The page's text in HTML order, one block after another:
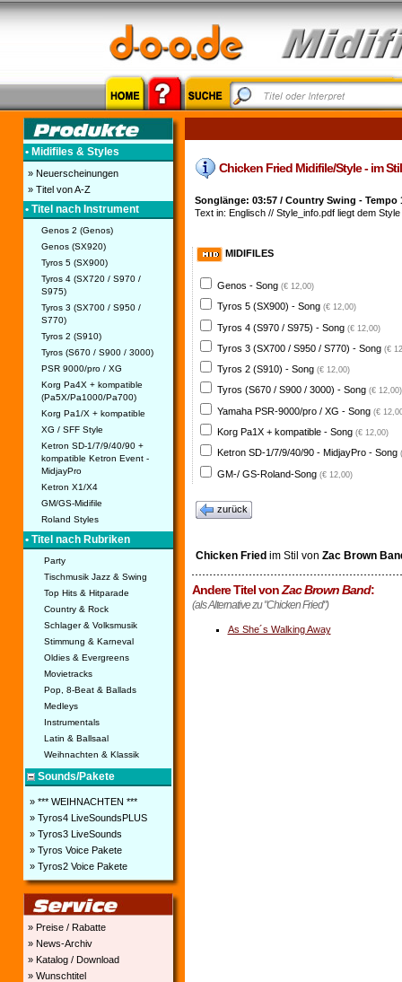
• Midifiles & Styles
» Neuerscheinungen
» Titel von A-Z
• Titel nach Instrument
Genos 2 (Genos)
Genos (SX920)
Tyros 5 (SX900)
Tyros 4 (SX720 / S970 /
S975)
Tyros 3 (SX700 / S950 /
S770)
Tyros 2 (S910)
Tyros (S670 / S900 / 3000)
PSR 9000/pro / XG
Korg Pa4X + kompatible
(Pa5X/Pa1000/Pa700)
Korg Pa1/X + kompatible
XG / SFF Style
Ketron SD-1/7/9/40/90 +
kompatible Ketron Event -
MidjayPro
Ketron X1/X4
GM/GS-Midifile
Roland Styles
• Titel nach Rubriken
Party
Tischmusik Jazz & Swing
Top Hits & Hitparade
Country & Rock
Schlager & Volksmusik
Stimmung & Karneval
Oldies & Evergreens
Movietracks
Pop, 8-Beat & Ballads
Medleys
Instrumentals
Latin & Ballsaal
Weihnachten & Klassik
Sounds/Pakete
» *** WEIHNACHTEN ***
» Tyros4 LiveSoundsPLUS
» Tyros3 LiveSounds
» Tyros Voice Pakete
» Tyros2 Voice Pakete
» Preise / Rabatte
» News-Archiv
» Katalog / Download
» Wunschtitel
Chicken Fried Midifile/Style - im
Songlänge: 03:57 / Country Swing - Tempo
Text in: Englisch // Style_info.pdf liegt dem
MIDIFILES
Genos - Song (€ 12,00)
Tyros 5 (SX900) - Song (€ 12,00)
Tyros 4 (S970 / S975) - Song (€ 12,00)
Tyros 3 (SX700 / S950 / S770) - Song (€
Tyros 2 (S910) - Song (€ 12,00)
Tyros (S670 / S900 / 3000) - Song (€ 12,00)
Yamaha PSR-9000/pro / XG - Song (€
Korg Pa1X + kompatible - Song (€ 12,00)
Ketron SD-1/7/9/40/90 - MidjayPro - Song
GM-/ GS-Roland-Song (€ 12,00)
zurück
Chicken Fried im Stil von Zac Brown
Andere Titel vonZac Brown Band:
(als Alternative zu "Chicken Fried")
As She´s Walking Away